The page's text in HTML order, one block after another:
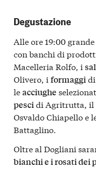
Degustazione
Alle ore 19:00 grande
con banchi di
Macelleria Rolfo, i
Olivero, i formaggi
leacciughe
pescidi Agritrutta, il
Osvaldo Chiapello e
Battaglino.
Oltre al Dogliani
bianchi e i rosati dei